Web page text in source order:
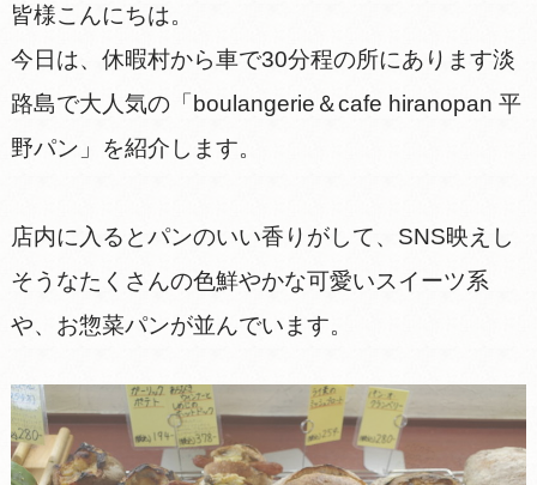
皆様こんにちは。
今日は、休暇村から車で30分程の所にあります淡
路島で大人気の「boulangerie＆cafe hiranopan 平
野パン」を紹介します。
店内に入るとパンのいい香りがして、SNS映えし
そうなたくさんの色鮮やかな可愛いスイーツ系
や、お惣菜パンが並んでいます。